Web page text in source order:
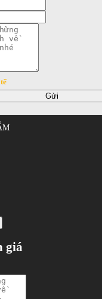
Gửi
giá